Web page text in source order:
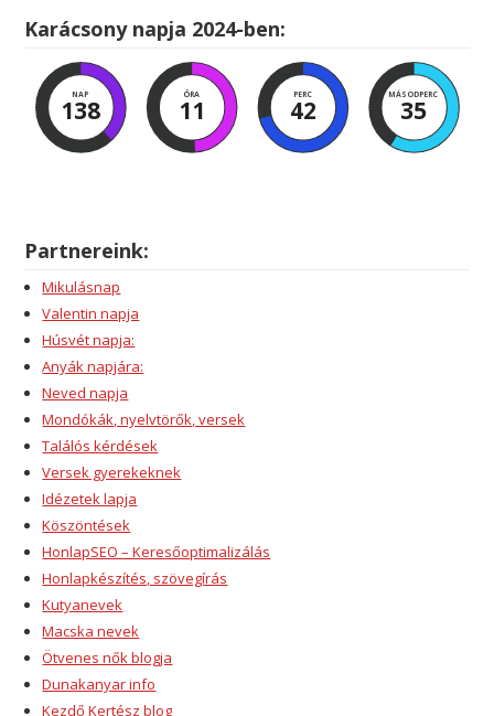
Karácsony napja 2024-ben:
NAP
138
ÓRA
11
PERC
42
MÁSODPERC
34
Partnereink:
Mikulásnap
Valentin napja
Húsvét napja:
Anyák napjára:
Neved napja
Mondókák, nyelvtörők, versek
Találós kérdések
Versek gyerekeknek
Idézetek lapja
Köszöntések
HonlapSEO – Keresőoptimalizálás
Honlapkészítés, szövegírás
Kutyanevek
Macska nevek
Ötvenes nők blogja
Dunakanyar info
Kezdő Kertész blog